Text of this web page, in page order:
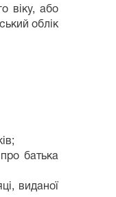
віку, або
облік
батька
виданої